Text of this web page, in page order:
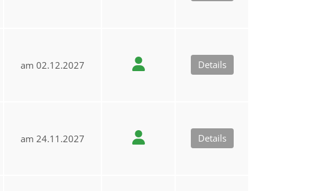
am 02.12.2027 Details
am 24.11.2027 Details